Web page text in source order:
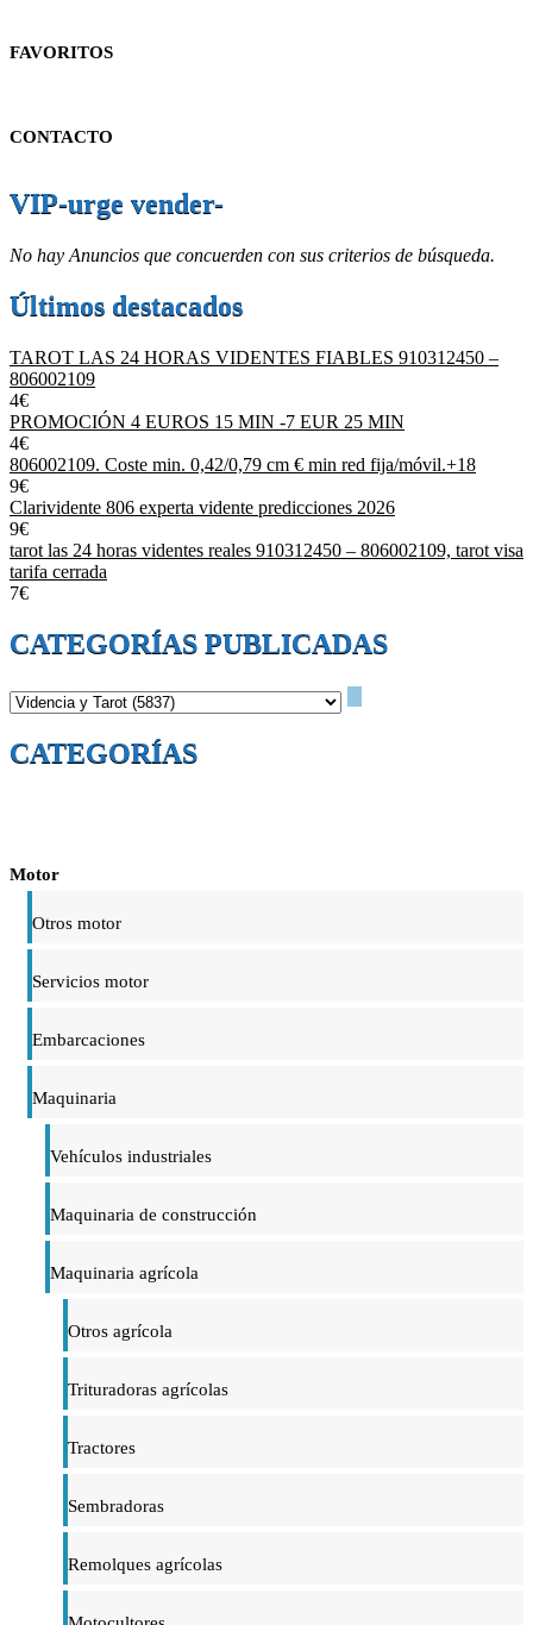
FAVORITOS
CONTACTO
VIP-urge vender-
No hay Anuncios que concuerden con sus criterios de búsqueda.
Últimos destacados
TAROT LAS 24 HORAS VIDENTES FIABLES 910312450 –
806002109
4€
PROMOCIÓN 4 EUROS 15 MIN -7 EUR 25 MIN
4€
806002109. Coste min. 0,42/0,79 cm € min red fija/móvil.+18
9€
Clarividente 806 experta vidente predicciones 2026
9€
tarot las 24 horas videntes reales 910312450 – 806002109, tarot visa
tarifa cerrada
7€
CATEGORÍAS PUBLICADAS
CATEGORÍAS
Motor
Otros motor
Servicios motor
Embarcaciones
Maquinaria
Vehículos industriales
Maquinaria de construcción
Maquinaria agrícola
Otros agrícola
Trituradoras agrícolas
Tractores
Sembradoras
Remolques agrícolas